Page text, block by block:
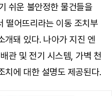
쉬운 불안정한 물건들을
떨어뜨리라는 이동 조치부
개돼 있다. 나아가 지진 엔
관 및 전기 시스템, 가벽 천
치에 대한 설명도 제공된다.